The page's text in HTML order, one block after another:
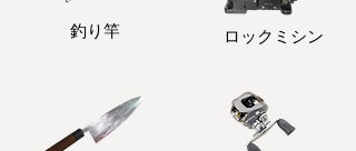
釣り竿 ロックミシン